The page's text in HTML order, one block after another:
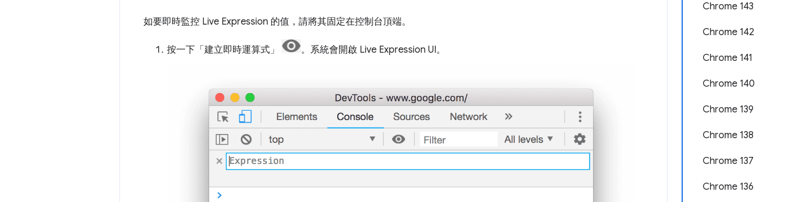
Chrome 143
Chrome 142
Chrome 141
Chrome 140
Chrome 139
Chrome 138
Chrome 137
Chrome 136
如要即時監控 Live Expression 的值，請將其固定在控制台頂端。
按一下「建立即時運算式」 。系統會開啟 Live Expression UI。